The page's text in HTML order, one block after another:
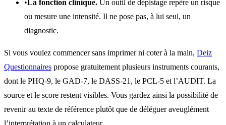
• La fonction clinique. Un outil de dépistage repère un risque
ou mesure une intensité. Il ne pose pas, à lui seul, un
diagnostic.
Si vous voulez commencer sans imprimer ni coter à la main, Deiz
Questionnaires propose gratuitement plusieurs instruments courants,
dont le PHQ-9, le GAD-7, le DASS-21, le PCL-5 et l’AUDIT. La
source et le score restent visibles. Vous gardez ainsi la possibilité de
revenir au texte de référence plutôt que de déléguer aveuglément